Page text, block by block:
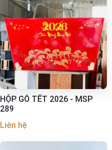
HỘP GỖ TẾT 2026 - MSP
289
Liên hệ